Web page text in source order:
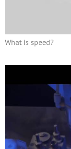
What is speed?